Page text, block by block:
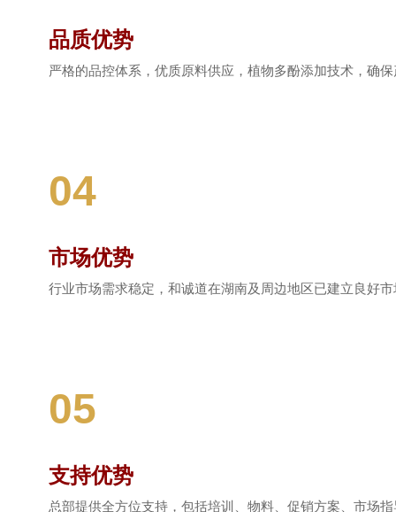
品质优势
严格的品控体系，优质原料供应，植物多酚添加技术，确
04
市场优势
行业市场需求稳定，和诚道在湖南及周边地区已建立良好
05
支持优势
总部提供全方位支持，包括培训、物料、促销方案、市场